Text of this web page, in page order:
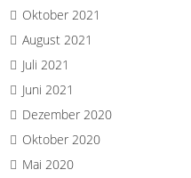
Oktober 2021
August 2021
Juli 2021
Juni 2021
Dezember 2020
Oktober 2020
Mai 2020